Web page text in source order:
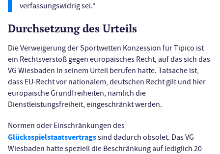
verfassungswidrig sei.“
Durchsetzung des Urteils
Die Verweigerung der Sportwetten Konzession für Tipico ist
ein Rechtsverstoß gegen europäisches Recht, auf das sich das
VG Wiesbaden in seinem Urteil berufen hatte. Tatsache ist,
dass EU-Recht vor nationalem, deutschen Recht gilt und hier
europäische Grundfreiheiten, nämlich die
Dienstleistungsfreiheit, eingeschränkt werden.
Normen oder Einschränkungen des
Glücksspielstaatsvertragssind dadurch obsolet. Das VG
Wiesbaden hatte speziell die Beschränkung auf lediglich 20